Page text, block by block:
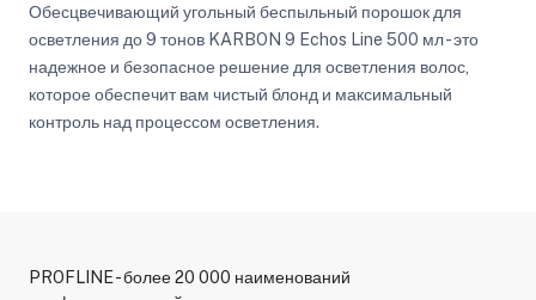
Обесцвечивающий угольный беспыльный порошок для
осветления до 9 тонов KARBON 9 Echos Line 500 мл - это
надежное и безопасное решение для осветления волос,
которое обеспечит вам чистый блонд и максимальный
контроль над процессом осветления.
PROFLINE - более 20 000 наименований